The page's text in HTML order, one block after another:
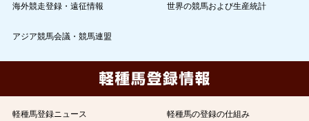
海外競走登録・遠征情報 世界の競馬および生産統計
アジア競馬会議・競馬連盟
軽種馬登録ニュース 軽種馬の登録の仕組み